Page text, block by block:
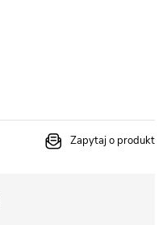
Zapytaj o produkt